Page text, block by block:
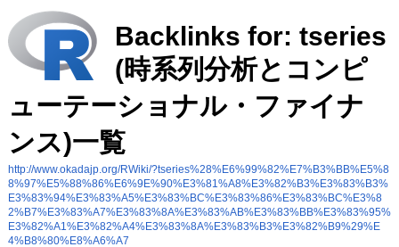
Backlinks for: tseries
(時系列分析とコンピ
ューテーショナル・ファイナ
ンス)一覧
http://www.okadajp.org/RWiki/?tseries%28%E6%99%82%E7%B3%BB%E5%8
8%97%E5%88%86%E6%9E%90%E3%81%A8%E3%82%B3%E3%83%B3%
E3%83%94%E3%83%A5%E3%83%BC%E3%83%86%E3%83%BC%E3%8
2%B7%E3%83%A7%E3%83%8A%E3%83%AB%E3%83%BB%E3%83%95%
E3%82%A1%E3%82%A4%E3%83%8A%E3%83%B3%E3%82%B9%29%E
4%B8%80%E8%A6%A7